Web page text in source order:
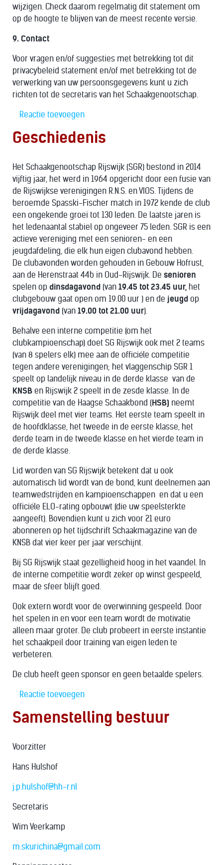
wijzigen. Check daarom regelmatig dit statement om
op de hoogte te blijven van de meest recente versie.
9. Contact
Voor vragen en/of suggesties met betrekking tot dit
privacybeleid statement en/of met betrekking tot de
verwerking van uw persoonsgegevens kunt u zich
richten tot de secretaris van het Schaakgenootschap.
Reactie toevoegen
Geschiedenis
Het Schaakgenootschap Rijswijk (SGR) bestond in 2014
vijftig jaar, het werd in 1964 opgericht door een fusie van
de Rijswijkse verenigingen R.N.S. en VIOS. Tijdens de
beroemde Spasski-Fischer match in 1972 kende de club
een ongekende groei tot 130 leden. De laatste jaren is
het ledenaantal stabiel op ongeveer 75 leden. SGR is een
actieve vereniging met een senioren- en een
jeugdafdeling, die elk hun eigen clubavond hebben.
De clubavonden worden gehouden in Gebouw Hofrust,
aan de Herenstraat 44b in Oud-Rijswijk. De senioren
spelen op dinsdagavond (van 19.45 tot 23.45 uur, het
clubgebouw gaat open om 19.00 uur ) en de jeugd op
vrijdagavond (van 19.00 tot 21.00 uur).
Behalve een interne competitie (om het
clubkampioenschap) doet SG Rijswijk ook met 2 teams
(van 8 spelers elk) mee aan de officiële competitie
tegen andere verenigingen; het vlaggenschip SGR 1
speelt op landelijk niveau in de derde klasse van de
KNSB en Rijswijk 2 speelt in de zesde klasse. In de
competitie van de Haagse Schaakbond (HSB) neemt
Rijswijk deel met vier teams. Het eerste team speelt in
de hoofdklasse, het tweede in de eerste klasse, het
derde team in de tweede klasse en het vierde team in
de derde klasse.
Lid worden van SG Rijswijk betekent dat u ook
automatisch lid wordt van de bond, kunt deelnemen aan
teamwedstrijden en kampioenschappen en dat u een
officiële ELO-rating opbouwt (die uw speelsterkte
aangeeft). Bovendien kunt u zich voor 21 euro
abonneren op het tijdschrift Schaakmagazine van de
KNSB dat vier keer per jaar verschijnt.
Bij SG Rijswijk staat gezelligheid hoog in het vaandel. In
de interne competitie wordt zeker op winst gespeeld,
maar de sfeer blijft goed.
Ook extern wordt voor de overwinning gespeeld. Door
het spelen in en voor een team wordt de motivatie
alleen maar groter. De club probeert in eerste instantie
het schaakpeil door training van eigen leden te
verbeteren.
De club heeft geen sponsor en geen betaalde spelers.
Reactie toevoegen
Samenstelling bestuur
Voorzitter
Hans Hulshof
j.p.hulshof@hh-r.nl
Secretaris
Wim Veerkamp
m.skurichina@gmail.com